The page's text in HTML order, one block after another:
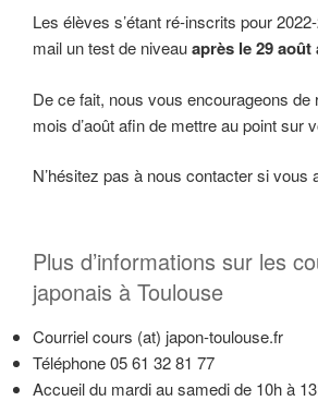
Les élèves s’étant ré-inscrits pour
mail un test de niveauaprès le 29
De ce fait, nous vous encourageons de
mois d’août afin de mettre au point sur
N’hésitez pas à nous contacter si vous
Plus d’informations sur les
japonais à Toulouse
Courriel cours (at) japon-toulouse.fr
Téléphone 05 61 32 81 77
Accueil du mardi au samedi de 10h à